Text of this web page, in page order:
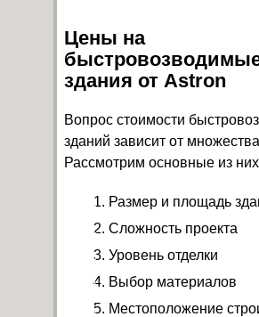
Цены на
здания от Astron
Вопрос стоимости
зданий зависит от
Рассмотрим основные из
Размер и площадь
Сложность проекта
Уровень отделки
Выбор материалов
Местоположение